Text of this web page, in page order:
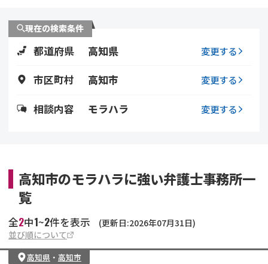
離婚の相談先
その他の男女問題
現在の検索条件
都道府県 高知県 変更する
市区町村 高知市 変更する
相談内容 モラハラ 変更する
高知市のモラハラに強い弁護士事務所一
覧
全2中1~2件を表示
(更新日:2026年07月31日)
並び順について
高知県 ・ 高知市